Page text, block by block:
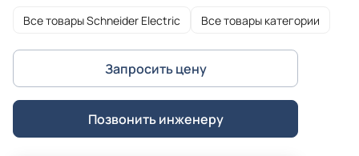
Все товары Schneider Electric Все товары категории
Запросить цену
Позвонить инженеру